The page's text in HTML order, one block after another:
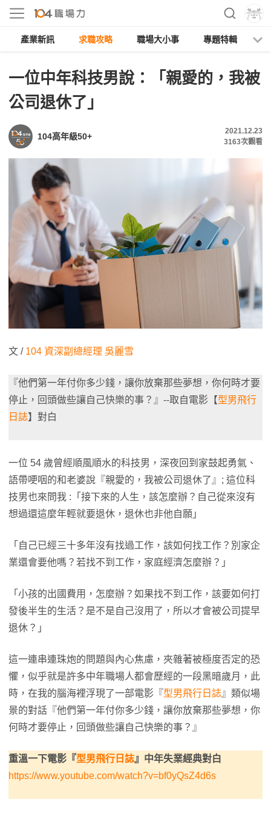
產業新訊 求職攻略 職場大小事 專題特輯
一位中年科技男說：「親愛的，我被
公司退休了」
104高年級50+
2021.12.23
3163次觀看
文 / 104 資深副總經理 吳麗雪
『他們第一年付你多少錢，讓你放棄那些夢想，你何時才要
停止，回頭做些讓自己快樂的事？』--取自電影【型男飛行
日誌】對白
一位 54 歲曾經順風順水的科技男，深夜回到家鼓起勇氣、
語帶哽咽的和老婆說『親愛的，我被公司退休了』; 這位科
技男也來問我 :「接下來的人生，該怎麼辦？自己從來沒有
想過還這麼年輕就要退休，退休也非他自願」
「自己已經三十多年沒有找過工作，該如何找工作？別家企
業還會要他嗎？若找不到工作，家庭經濟怎麼辦？」
「小孩的出國費用，怎麼辦？如果找不到工作，該要如何打
發後半生的生活？是不是自己沒用了，所以才會被公司提早
退休？」
這一連串連珠炮的問題與內心焦慮，夾雜著被極度否定的恐
懼，似乎就是許多中年職場人都會歷經的一段黑暗歲月，此
時，在我的腦海裡浮現了一部電影『型男飛行日誌』類似場
景的對話『他們第一年付你多少錢，讓你放棄那些夢想，你
何時才要停止，回頭做些讓自己快樂的事？』
重溫一下電影『型男飛行日誌』中年失業經典對白
https://www.youtube.com/watch?v=bf0yQsZ4d6s